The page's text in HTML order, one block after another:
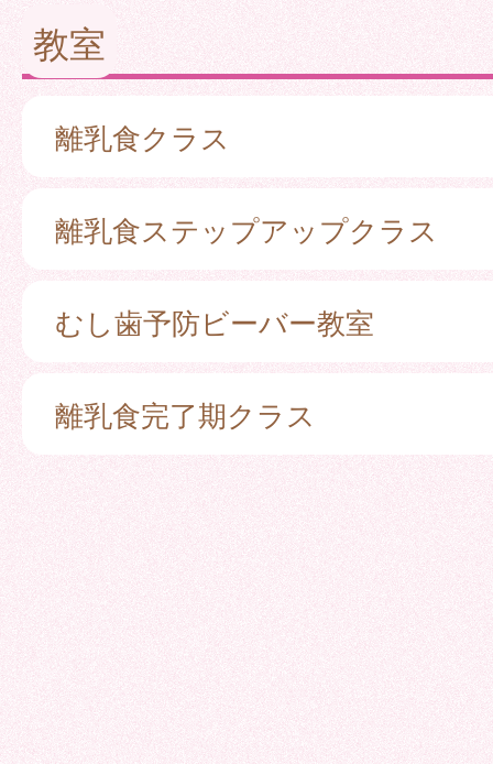
教室
離乳食クラス
離乳食ステップアップクラス
むし歯予防ビーバー教室
離乳食完了期クラス